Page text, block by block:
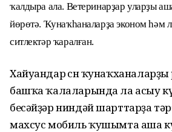
ҡалдыра ала. Ветеринарҙар уларҙы
йөрөтә. Ҡунаҡһаналарҙа эконом һәм
ситлектәр ҡаралған.
Хайуандар өсөн
башҡа ҡалаларында ла асыу
бесәйҙәр ниндәй шарттарҙа
махсус мобиль ҡушымта аша